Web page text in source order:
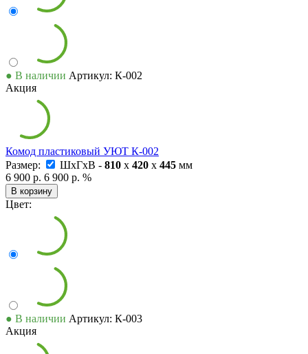
● В наличии Артикул: К-002
Акция
Комод пластиковый УЮТ К-002
Размер:
ШxГxВ - 810 x 420 x 445 мм
6 900 р. 6 900 р. %
В корзину
Цвет:
● В наличии Артикул: К-003
Акция